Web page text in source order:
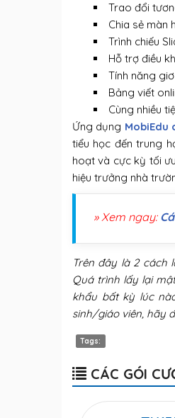
Trao đổi
Chia sẻ màn
Trình chiếu
Hỗ trợ điều
Tính năng
Bảng viết
Cùng nhiều
Ứng dụng MobiEdu
tiểu học đến trung
hoạt và cực kỳ tối
hiệu trưởng nhà
» Xem ngay:
Trên đây là 2 cách
Quá trình lấy lại
khẩu bất kỳ lúc
sinh/giáo viên, hãy
Tags:
CÁC GÓI